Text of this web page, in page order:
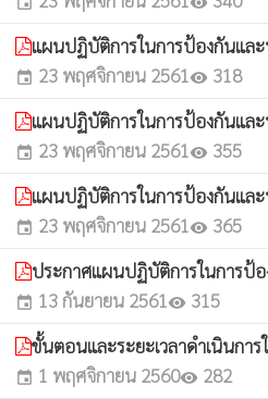
แผนปฏิบัติการในการป้องกันแล
event 23 พฤศจิกายน 2561visibility 318
แผนปฏิบัติการในการป้องกันแล
event 23 พฤศจิกายน 2561visibility 355
แผนปฏิบัติการในการป้องกันและ
event 23 พฤศจิกายน 2561visibility 365
ประกาศแผนปฏิบัติการในการป้
event 13 กันยายน 2561visibility 315
ขั้นตอนและระยะเวลาดำเนินกา
event 1 พฤศจิกายน 2560visibility 282